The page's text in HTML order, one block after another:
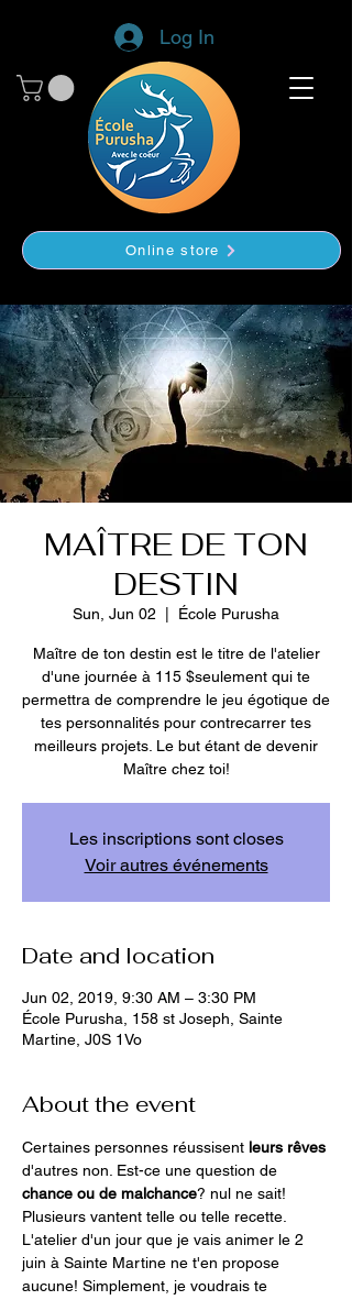
Log In
Online store
MAÎTRE DE TON
DESTIN
Sun, Jun 02 École Purusha
Maître de ton destin est le titre de l'atelier
d'une journée à 115 $seulement qui te
permettra de comprendre le jeu égotique de
tes personnalités pour contrecarrer tes
meilleurs projets. Le but étant de devenir
Maître chez toi!
Les inscriptions sont closes
Voir autres événements
Date and location
Jun 02, 2019, 9:30 AM – 3:30 PM
École Purusha, 158 st Joseph, Sainte
Martine, J0S 1Vo
About the event
Certaines personnes réussisent leurs rêves
d'autres non. Est-ce une question de
chance ou de malchance? nul ne sait!
Plusieurs vantent telle ou telle recette.
L'atelier d'un jour que je vais animer le 2
juin à Sainte Martine ne t'en propose
aucune! Simplement, je voudrais te